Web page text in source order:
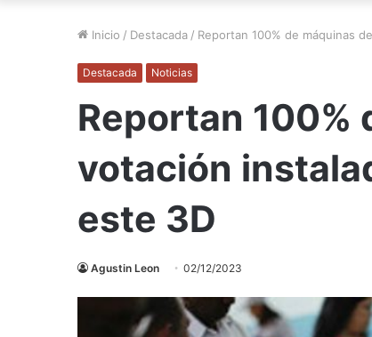
Inicio / Destacada / Reportan 100% de máquinas
Destacada Noticias
Reportan 100%
votación
este 3D
Agustin Leon 02/12/2023